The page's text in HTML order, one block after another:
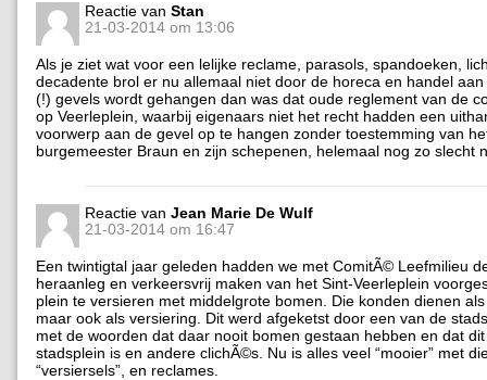
Reactie van Stan
21-03-2014 om 13:06
Als je ziet wat voor een lelijke reclame, parasols, spandoeken,
decadente brol er nu allemaal niet door de horeca en handel
(!) gevels wordt gehangen dan was dat oude reglement van de
op Veerleplein, waarbij eigenaars niet het recht hadden een
voorwerp aan de gevel op te hangen zonder toestemming van
burgemeester Braun en zijn schepenen, helemaal nog zo slecht
Reactie van Jean Marie De Wulf
21-03-2014 om 16:47
Een twintigtal jaar geleden hadden we met ComitÃ© Leefmilieu
heraanleg en verkeersvrij maken van het Sint-Veerleplein
plein te versieren met middelgrote bomen. Die konden dienen
maar ook als versiering. Dit werd afgeketst door een van de
met de woorden dat daar nooit bomen gestaan hebben en dat
stadsplein is en andere clichÃ©s. Nu is alles veel “mooier” met
“versiersels”, en reclames.